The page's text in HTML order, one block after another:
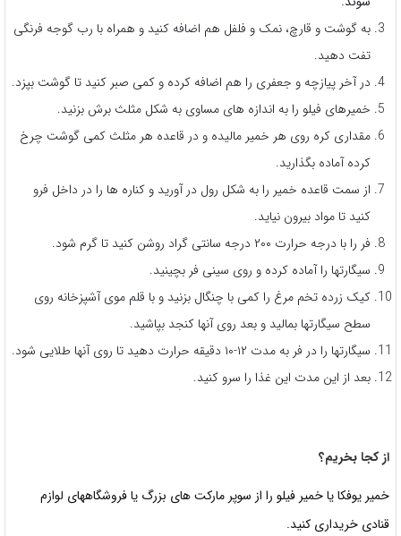
به گوشت و قارچ، نمک و فلفل هم اضافه کنید و همراه با رب گوجه فرنگی
تفت دهید.
در آخر پیازچه و جعفری را هم اضافه کرده و کمی صبر کنید تا گوشت بپزد.
خمیرهای فیلو را به اندازه های مساوی به شکل مثلث برش بزنید.
مقداری کره روی هر خمیر مالیده و در قاعده هر مثلث کمی گوشت چرخ
کرده آماده بگذارید.
از سمت قاعده خمیر را به شکل رول در آورید و کناره ها را در داخل فرو
کنید تا مواد بیرون نیاید.
فر را با درجه حرارت ۲۰۰ درجه سانتی گراد روشن کنید تا گرم شود.
سیگارتها را آماده کرده و روی سینی فر بچینید.
کیک زرده تخم مرغ را کمی با چنگال بزنید و با قلم موی آشپزخانه روی
سطح سیگارتها بمالید و بعد روی آنها کنجد بپاشید.
سیگارتها را در فر به مدت ۱۲-۱۰ دقیقه حرارت دهید تا روی آنها طلایی شود.
بعد از این مدت این غذا را سرو کنید.
از کجا بخریم؟
خمیر یوفکا یا خمیر فیلو را از سوپر مارکت های بزرگ یا فروشگاههای لوازم
قنادی خریداری کنید.